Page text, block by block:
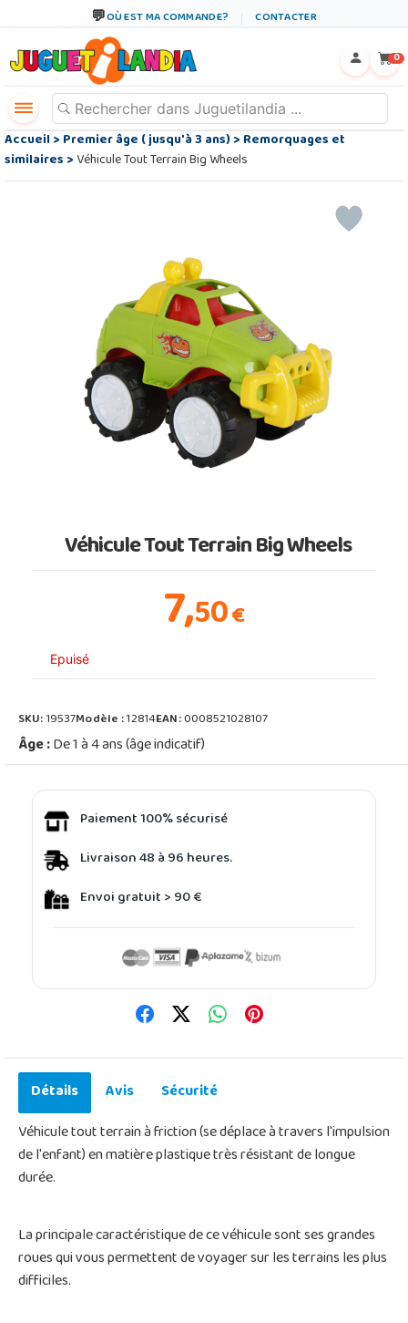
OÙ EST MA COMMANDE? CONTACTER
0
Accueil>Premier âge ( jusqu'à 3 ans)>Remorquages et
similaires>Véhicule Tout Terrain Big Wheels
Véhicule Tout Terrain Big Wheels
7,50€
Epuisé
SKU:19537Modèle :12814EAN:0008521028107
Âge :De 1 à 4 ans (âge indicatif)
Paiement 100% sécurisé
Livraison 48 à 96 heures.
Envoi gratuit > 90 €
Détails Avis
Sécurité
Véhicule tout terrain à friction (se déplace à travers l'impulsion
de l'enfant) en matière plastique très résistant de longue
durée.
La principale caractéristique de ce véhicule sont ses grandes
roues qui vous permettent de voyager sur les terrains les plus
difficiles.